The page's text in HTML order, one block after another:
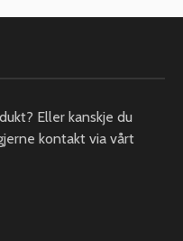
Eller kanskje du
kontakt via vårt